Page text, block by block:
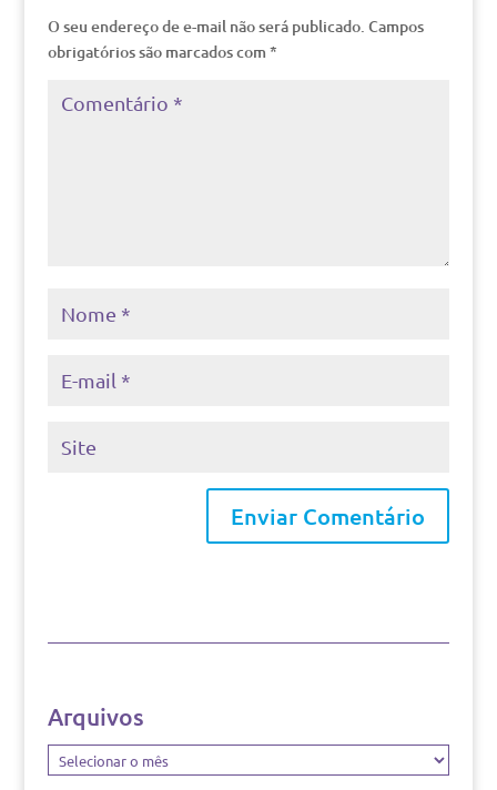
O seu endereço de e-mail não será publicado. Campos
obrigatórios são marcados com *
Arquivos
Arquivos